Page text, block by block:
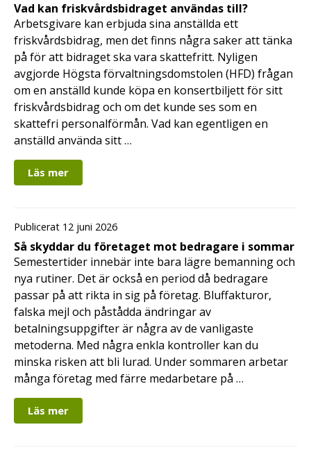
Vad kan friskvårdsbidraget användas till?
Arbetsgivare kan erbjuda sina anställda ett
friskvårdsbidrag, men det finns några saker att tänka
på för att bidraget ska vara skattefritt. Nyligen
avgjorde Högsta förvaltningsdomstolen (HFD) frågan
om en anställd kunde köpa en konsertbiljett för sitt
friskvårdsbidrag och om det kunde ses som en
skattefri personalförmån. Vad kan egentligen en
anställd använda sitt …
Läs mer
Publicerat 12 juni 2026
Så skyddar du företaget mot bedragare i sommar
Semestertider innebär inte bara lägre bemanning och
nya rutiner. Det är också en period då bedragare
passar på att rikta in sig på företag. Bluffakturor,
falska mejl och påstådda ändringar av
betalningsuppgifter är några av de vanligaste
metoderna. Med några enkla kontroller kan du
minska risken att bli lurad. Under sommaren arbetar
många företag med färre medarbetare på …
Läs mer